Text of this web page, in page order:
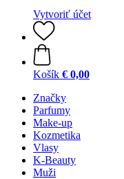
Vytvoriť účet
Košík € 0,00
Značky
Parfumy
Make-up
Kozmetika
Vlasy
K-Beauty
Muži